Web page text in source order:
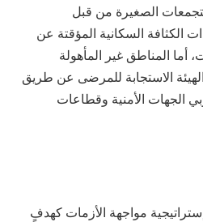
الصغيرة من قبل
الكثافة السكانية المؤقتة عن
المناطق غير المأهولة
الاستجابة للمرضى عن طريق
الجهات الأمنية وقطاعات
مواجهة الأزمات كهدفٍ